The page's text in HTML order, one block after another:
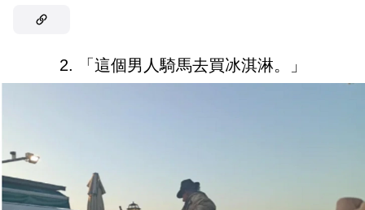
2. 「這個男人騎馬去買冰淇淋。」